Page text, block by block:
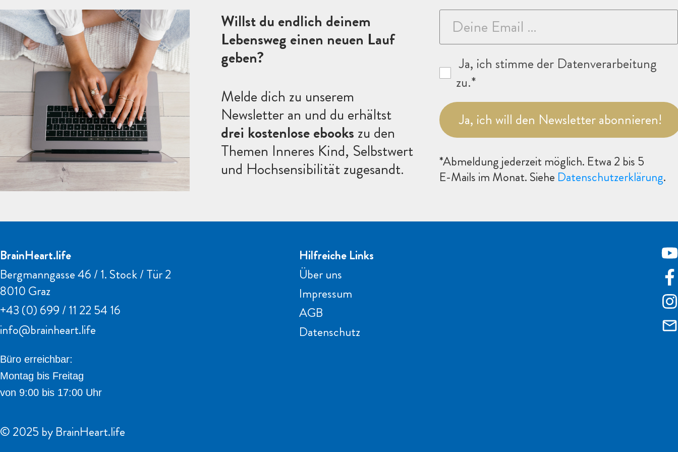
Willst du endlich deinem
Lebensweg einen neuen Lauf
geben?
Melde dich zu unserem
Newsletter an und du erhältst
drei kostenlose ebooks zu den
Themen Inneres Kind, Selbstwert
und Hochsensibilität zugesandt.
Ja, ich stimme der Datenverarbeitung
zu.*
Ja, ich will den Newsletter abonnieren!
*Abmeldung jederzeit möglich. Etwa 2 bis 5
E-Mails im Monat. Siehe Datenschutzerklärung.
BrainHeart.life
Bergmanngasse 46 / 1. Stock / Tür 2
8010 Graz
+43 (0) 699 / 11 22 54 16
info@brainheart.life
Büro erreichbar:
Montag bis Freitag
von 9:00 bis 17:00 Uhr
Hilfreiche Links
Über uns
Impressum
AGB
Datenschutz
© 2025 by BrainHeart.life